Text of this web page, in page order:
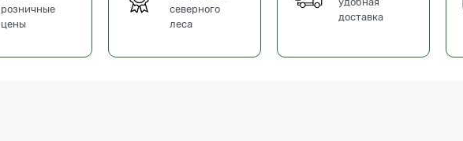
розничные
цены
северного
леса
доставка